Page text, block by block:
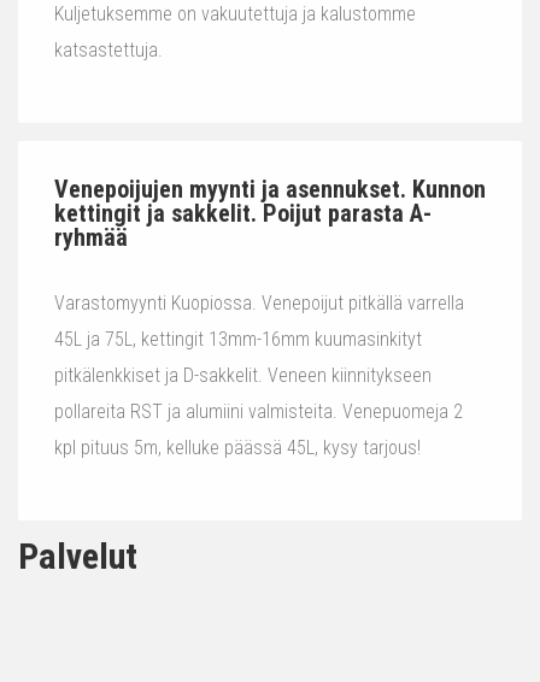
Kuljetuksemme on vakuutettuja ja kalustomme
katsastettuja.
Venepoijujen myynti ja asennukset. Kunnon
kettingit ja sakkelit. Poijut parasta A-
ryhmää
Varastomyynti Kuopiossa. Venepoijut pitkällä varrella
45L ja 75L, kettingit 13mm-16mm kuumasinkityt
pitkälenkkiset ja D-sakkelit. Veneen kiinnitykseen
pollareita RST ja alumiini valmisteita. Venepuomeja 2
kpl pituus 5m, kelluke päässä 45L, kysy tarjous!
Palvelut